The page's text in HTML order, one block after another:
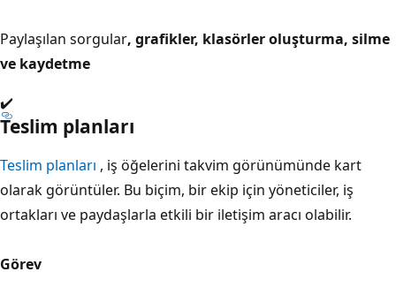
Paylaşılan sorgular, grafikler, klasörler oluşturma, silme
ve kaydetme
✔️
Teslim planları
Teslim planları , iş öğelerini takvim görünümünde kart
olarak görüntüler. Bu biçim, bir ekip için yöneticiler, iş
ortakları ve paydaşlarla etkili bir iletişim aracı olabilir.
Görev